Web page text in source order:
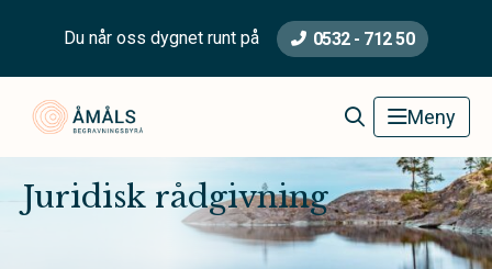
Du når oss dygnet runt på 0532 - 712 50
Åmåls Begravningsbyrå Meny
Juridisk rådgivning